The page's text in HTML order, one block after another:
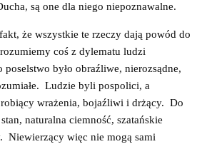
są one dla niego niepoznawalne.
że wszystkie te rzeczy dają powód do
coś z dylematu ludzi
było obraźliwe, nierozsądne,
Ludzie byli pospolici, a
robiący wrażenia, bojaźliwi i drżący. Do
naturalna ciemność, szatańskie
Niewierzący więc nie mogą sami